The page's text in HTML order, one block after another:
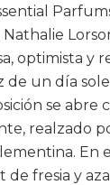
optimista y
de un día
se abre
realzado
En
fresia y